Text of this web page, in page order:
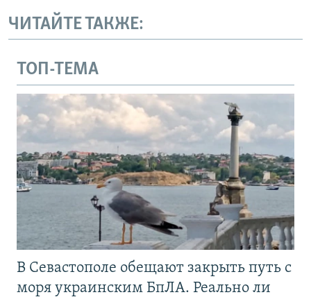
ЧИТАЙТЕ ТАКЖЕ:
ТОП-ТЕМА
В Севастополе обещают закрыть путь с
моря украинским БпЛА. Реально ли